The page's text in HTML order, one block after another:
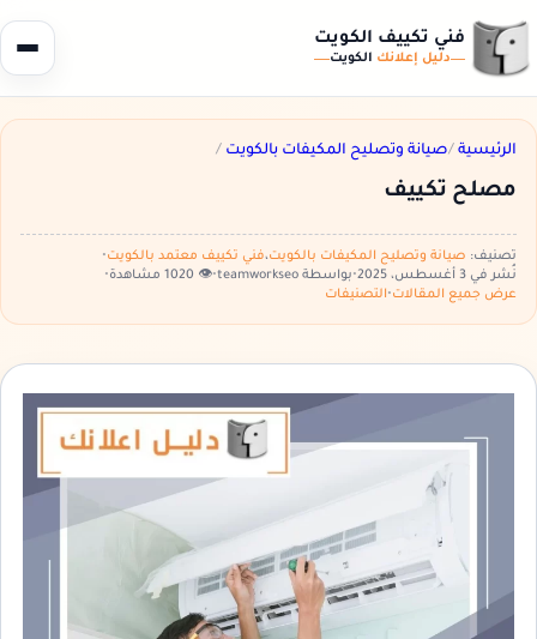
فني تكييف الكويت
دليل إعلانك الكويت
الرئيسية /صيانة وتصليح المكيفات بالكويت /
مصلح تكييف
تصنيف: صيانة وتصليح المكيفات بالكويت،فني تكييف معتمد بالكويت•
نُشر في 3 أغسطس، 2025
•بواسطة teamworkseo •👁️ 1020 مشاهدة
•
عرض جميع المقالات•التصنيفات